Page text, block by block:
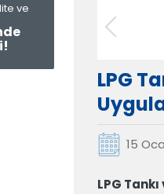
içerik ve görseller
yaptırıma tabidir.
ve
LPG
15
LPG